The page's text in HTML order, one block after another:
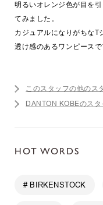
明るいオレンジ色が目を
てみました。
カジュアルになりがちなT
透け感のあるワンピース
このスタッフの他のス
DANTON KOBEのス
HOT WORDS
# BIRKENSTOCK